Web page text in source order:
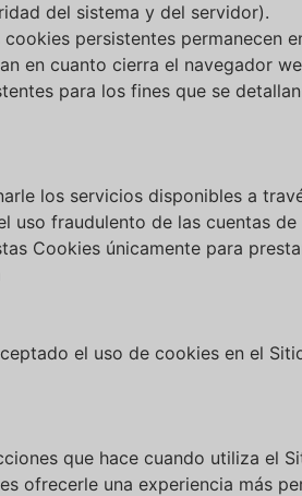
del sistema y del servidor).
persistentes
en cuanto cierra el navegador
para los fines que se
los servicios disponibles a
fraudulento de las cuentas
Cookies únicamente para
el uso de cookies en el
que hace cuando utiliza el
ofrecerle una experiencia más